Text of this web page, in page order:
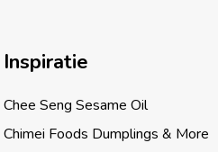
Inspiratie
Chee Seng Sesame Oil
Chimei Foods Dumplings & More